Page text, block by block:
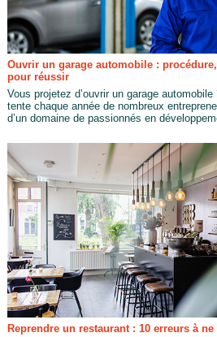
Ouvrir un garage automobile :
pour réussir
Vous projetez d’ouvrir un garage
tente chaque année de nombreux
d’un domaine de passionnés en
Reprendre un restaurant : 10 erreurs à ne